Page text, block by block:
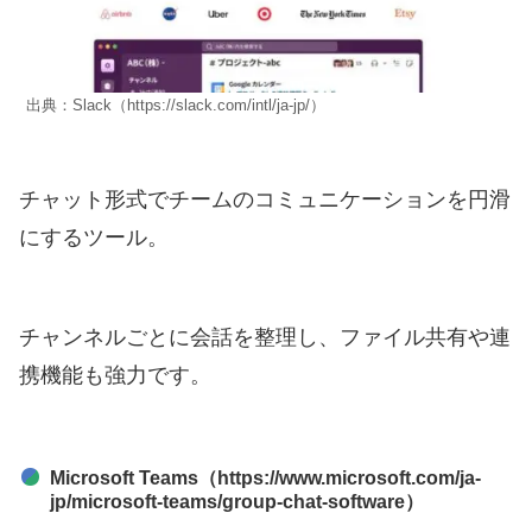
出典：Slack（https://slack.com/intl/ja-jp/）
チャット形式でチームのコミュニケーションを円滑
にするツール。
チャンネルごとに会話を整理し、ファイル共有や連
携機能も強力です。
Microsoft Teams（https://www.microsoft.com/ja-
jp/microsoft-teams/group-chat-software）